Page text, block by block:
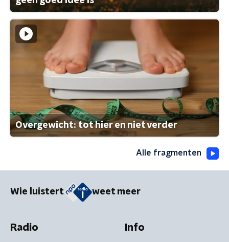
Overgewicht: tot hier en niet verder
Alle fragmenten
Wie luistert weet meer
Radio Info